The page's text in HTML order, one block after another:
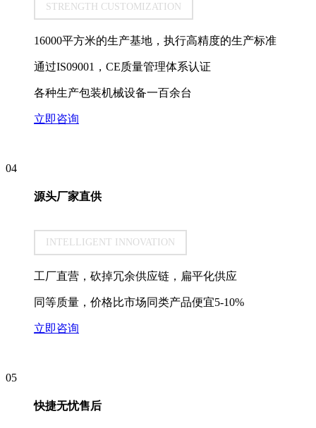
STRENGTH CUSTOMIZATION
16000平方米的生产基地，执行高精度的生产标准
通过IS09001，CE质量管理体系认证
各种生产包装机械设备一百余台
立即咨询
04
源头厂家直供
INTELLIGENT INNOVATION
工厂直营，砍掉冗余供应链，扁平化供应
同等质量，价格比市场同类产品便宜5-10%
立即咨询
05
快捷无忧售后